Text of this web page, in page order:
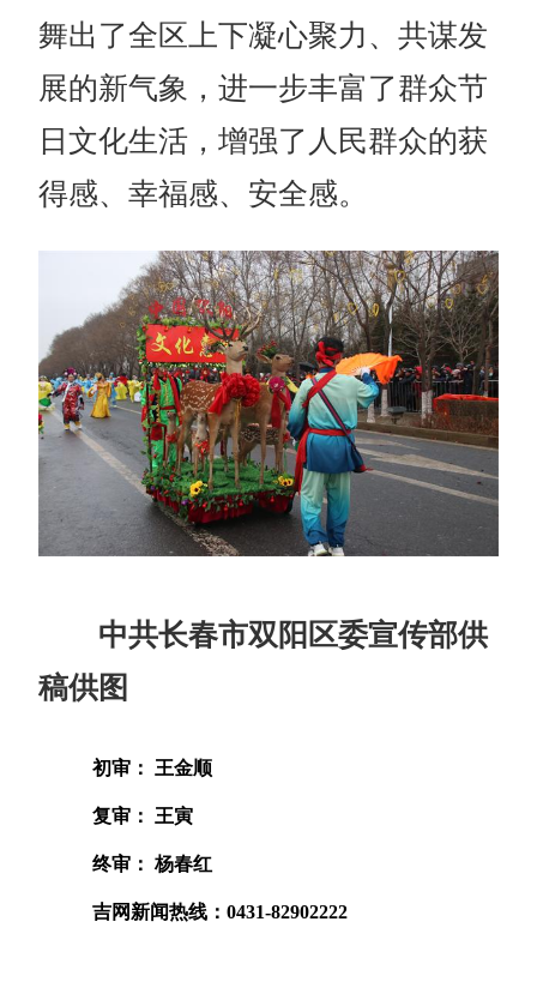
舞出了全区上下凝心聚力、共谋发
展的新气象，进一步丰富了群众节
日文化生活，增强了人民群众的获
得感、幸福感、安全感。
中共长春市双阳区委宣传部供
稿供图
初审： 王金顺
复审： 王寅
终审： 杨春红
吉网新闻热线：0431-82902222